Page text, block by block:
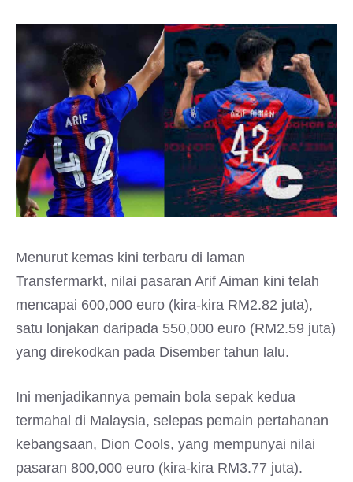
Menurut kemas kini terbaru di laman
Transfermarkt, nilai pasaran Arif Aiman kini telah
mencapai 600,000 euro (kira-kira RM2.82 juta),
satu lonjakan daripada 550,000 euro (RM2.59 juta)
yang direkodkan pada Disember tahun lalu.
Ini menjadikannya pemain bola sepak kedua
termahal di Malaysia, selepas pemain pertahanan
kebangsaan, Dion Cools, yang mempunyai nilai
pasaran 800,000 euro (kira-kira RM3.77 juta).